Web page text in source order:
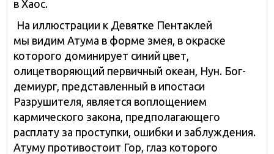
в Хаос.
На иллюстрации к Девятке Пентаклей
мы видим Атума в форме змея, в окраске
которого доминирует синий цвет,
олицетворяющий первичный океан, Нун. Бог-
демиург, представленный в ипостаси
Разрушителя, является воплощением
кармического закона, предполагающего
расплату за проступки, ошибки и заблуждения.
Атуму противостоит Гор, глаз которого